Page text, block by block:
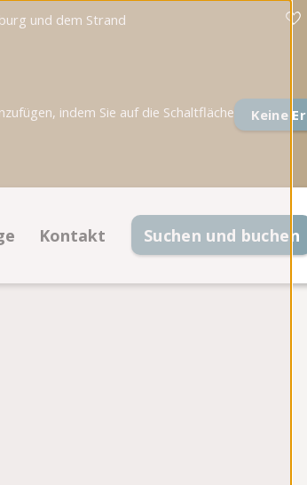
und dem Strand
Keine
indem Sie auf die Schaltfläche
Kontakt
Kontaktinformationen
Suchen und buchen